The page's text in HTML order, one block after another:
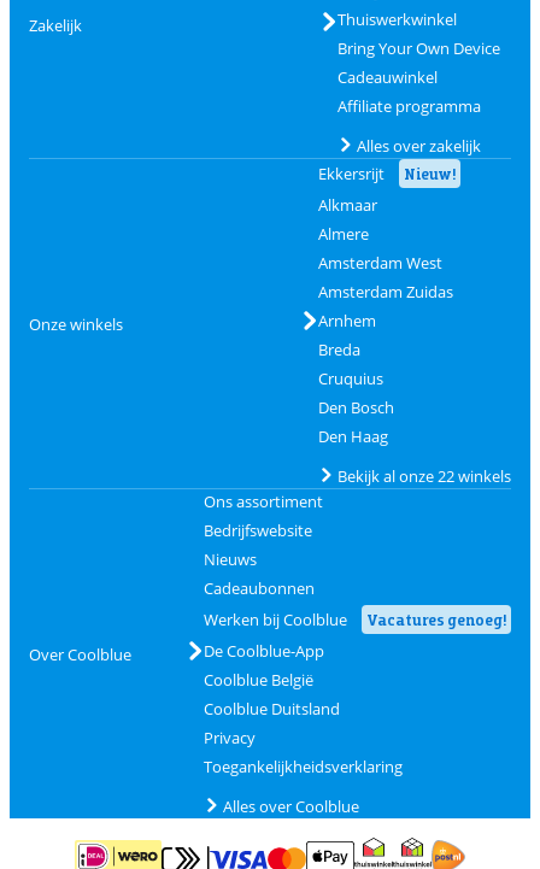
Zakelijk
Thuiswerkwinkel
Bring Your Own Device
Cadeauwinkel
Affiliate programma
Alles over zakelijk
Onze winkels
Ekkersrijt Nieuw!
Alkmaar
Almere
Amsterdam West
Amsterdam Zuidas
Arnhem
Breda
Cruquius
Den Bosch
Den Haag
Bekijk al onze 22 winkels
Over Coolblue
Ons assortiment
Bedrijfswebsite
Nieuws
Cadeaubonnen
Werken bij Coolblue
Vacatures genoeg!
De Coolblue-App
Coolblue België
Coolblue Duitsland
Privacy
Toegankelijkheidsverklaring
Alles over Coolblue